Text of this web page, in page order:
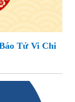
Tử Vi Chi